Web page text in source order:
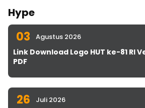
Hype
03 Agustus 2026
Link Download Logo HUT ke-81 RI
PDF
26 Juli 2026